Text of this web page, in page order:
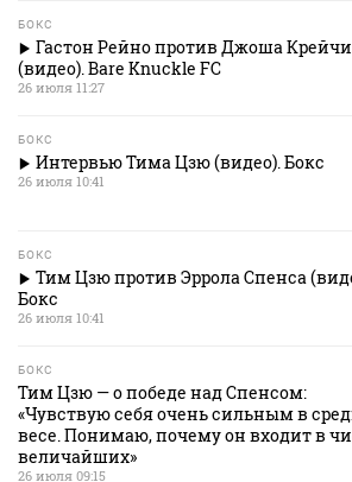
БОКС
Гастон Рейно против Джоша Крейчи
(видео). Bare Knuckle FC
26 июля 11:27
БОКС
Интервью Тима Цзю (видео). Бокс
26 июля 10:41
БОКС
Тим Цзю против Эррола Спенса
Бокс
26 июля 10:41
БОКС
Тим Цзю — о победе над Спенсом:
«Чувствую себя очень сильным в
весе. Понимаю, почему он входит в
величайших»
26 июля 09:15